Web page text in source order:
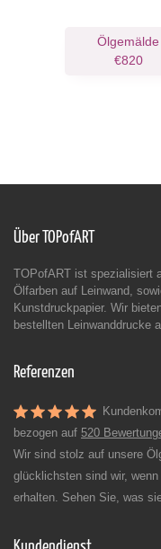
Ölgemälde
€820
Über TOPofART
TOPofART ist spezialisiert
Ölfarben auf Leinwand,
Kunstdruckpapier. Wir
bestellten Leinwanddrucke
Referenzen
bezogen auf 520
Wir sind stolz auf unsere
glücklichsten sind wir,
erhalten. Sehen Sie, was